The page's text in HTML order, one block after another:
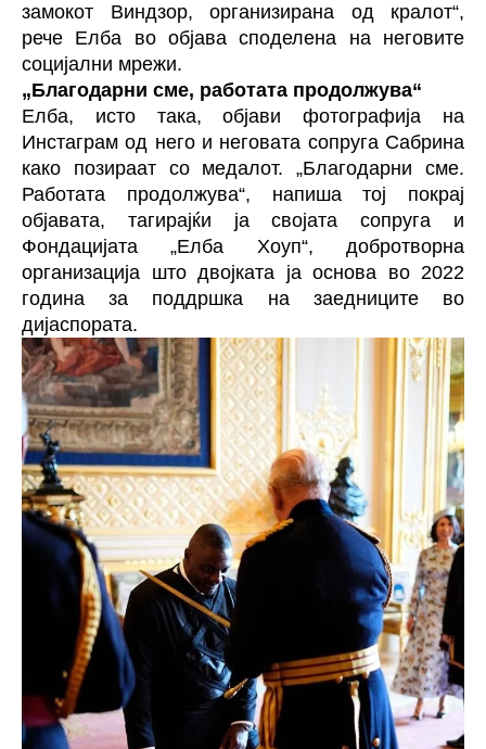
замокот Виндзор, организирана од кралот“,
рече Елба во објава споделена на неговите
социјални мрежи.
„Благодарни сме, работата продолжува“
Елба, исто така, објави фотографија на
Инстаграм од него и неговата сопруга Сабрина
како позираат со медалот. „Благодарни сме.
Работата продолжува“, напиша тој покрај
објавата, тагирајќи ја својата сопруга и
Фондацијата „Елба Хоуп“, добротворна
организација што двојката ја основа во 2022
година за поддршка на заедниците во
дијаспората.